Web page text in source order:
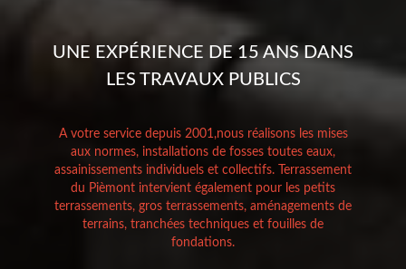
UNE EXPÉRIENCE DE 15 ANS DANS
LES TRAVAUX PUBLICS
A votre service depuis 2001,nous réalisons les mises
aux normes, installations de fosses toutes eaux,
assainissements individuels et collectifs. Terrassement
du Pièmont intervient également pour les petits
terrassements, gros terrassements, aménagements de
terrains, tranchées techniques et fouilles de
fondations.